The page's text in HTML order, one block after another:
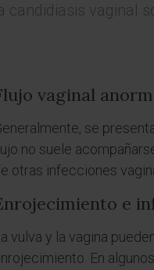
vaginal
vaginal
se
no suele
otras infecciones
e
vulva y la vagina
En